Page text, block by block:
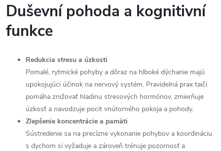
Duševní pohoda a kognitivní
funkce
Redukcia stresu a úzkosti
Pomalé, rytmické pohyby a dôraz na hlboké dýchanie majú
upokojujúci účinok na nervový systém. Pravidelná prax taiči
pomáha znižovať hladinu stresových hormónov, zmierňuje
úzkosť a navodzuje pocit vnútorného pokoja a pohody.
Zlepšenie koncentrácie a pamäti
Sústredenie sa na precízne vykonanie pohybov a koordináciu
s dychom si vyžaduje a zároveň trénuje pozornosť a